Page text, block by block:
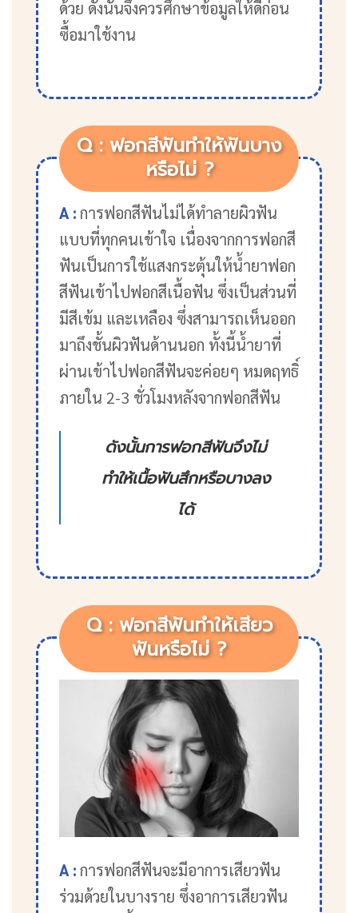
ด้วย ดังนั้นจึงควรศึกษาข้อมูลให้ดีก่อน
ซื้อมาใช้งาน
Q : ฟอกสีฟันทำให้ฟันบาง
หรือไม่ ?
A :การฟอกสีฟันไม่ได้ทำลายผิวฟัน
แบบที่ทุกคนเข้าใจ เนื่องจากการฟอกสี
ฟันเป็นการใช้แสงกระตุ้นให้น้ำยาฟอก
สีฟันเข้าไปฟอกสีเนื้อฟัน ซึ่งเป็นส่วนที่
มีสีเข้ม และเหลือง ซึ่งสามารถเห็นออก
มาถึงชั้นผิวฟันด้านนอก ทั้งนี้น้ำยาที่
ผ่านเข้าไปฟอกสีฟันจะค่อยๆ หมดฤทธิ์
ภายใน 2-3 ชั่วโมงหลังจากฟอกสีฟัน
ดังนั้นการฟอกสีฟันจึงไม่
ทำให้เนื้อฟันสึกหรือบางลง
ได้
Q : ฟอกสีฟันทำให้เสียว
ฟันหรือไม่ ?
A :การฟอกสีฟันจะมีอาการเสียวฟัน
ร่วมด้วยในบางราย ซึ่งอาการเสียวฟัน